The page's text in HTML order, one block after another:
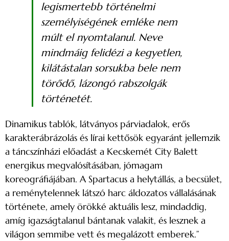
legismertebb történelmi
személyiségének emléke nem
múlt el nyomtalanul. Neve
mindmáig felidézi a kegyetlen,
kilátástalan sorsukba bele nem
törődő, lázongó rabszolgák
történetét.
Dinamikus tablók, látványos párviadalok, erős
karakterábrázolás és lírai kettősök egyaránt jellemzik
a táncszínházi előadást a Kecskemét City Balett
energikus megvalósításában, jómagam
koreográfiájában. A Spartacus a helytállás, a becsület,
a reménytelennek látszó harc áldozatos vállalásának
története, amely örökké aktuális lesz, mindaddig,
amíg igazságtalanul bántanak valakit, és lesznek a
világon semmibe vett és megalázott emberek.”